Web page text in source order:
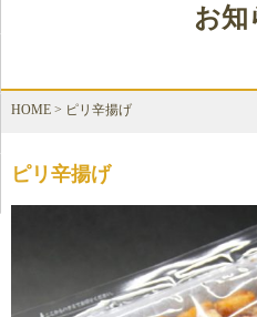
お知
HOME > ピリ辛揚げ
ピリ辛揚げ